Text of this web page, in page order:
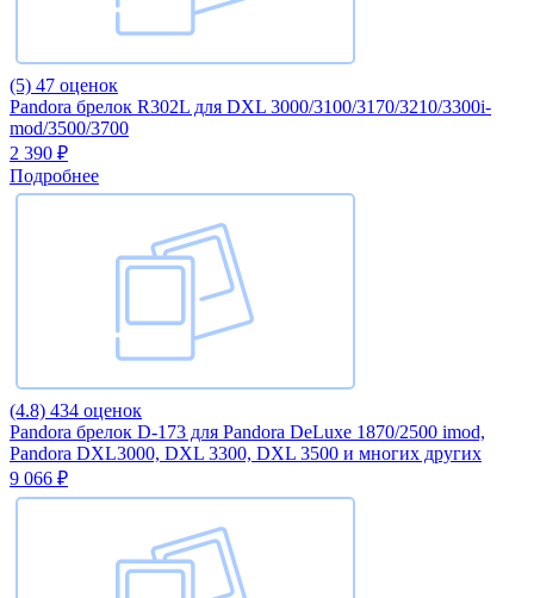
(5) 47 оценок
Pandora брелок R302L для DXL 3000/3100/3170/3210/3300i-
mod/3500/3700
2 390 ₽
Подробнее
(4.8) 434 оценок
Pandora брелок D-173 для Pandora DeLuxe 1870/2500 imod,
Pandora DXL3000, DXL 3300, DXL 3500 и многих других
9 066 ₽